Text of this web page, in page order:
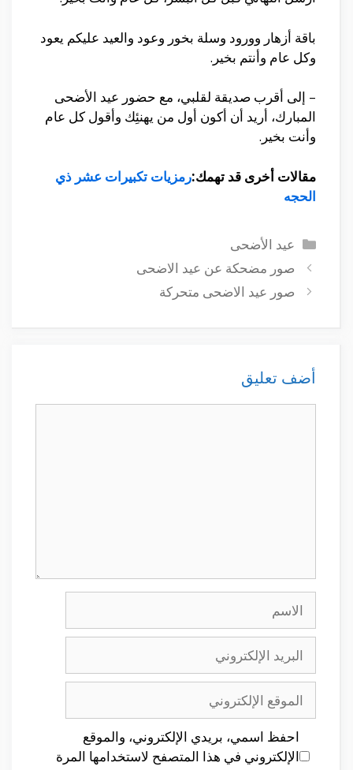
باقة أزهار وورود وسلة بخور وعود والعيد عليكم يعود
وكل عام وأنتم بخير.
– إلى أقرب صديقة لقلبي، مع حضور عيد الأضحى
المبارك، أريد أن أكون أول من يهنئِك وأقول كل عام
وأنت بخير.
مقالات أخرى قد تهمك:رمزيات تكبيرات عشر ذي
الحجه
التصنيفات
عيد الأضحى
صور مضحكة عن عيد الاضحى
صور عيد الاضحى متحركة
أضف تعليق
الإلكتروني
الإلكتروني
احفظ اسمي، بريدي الإلكتروني، والموقع
الإلكتروني في هذا المتصفح لاستخدامها المرة